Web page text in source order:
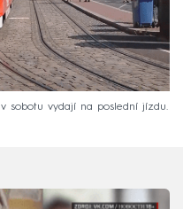
sobotu vydají na poslední jízdu.